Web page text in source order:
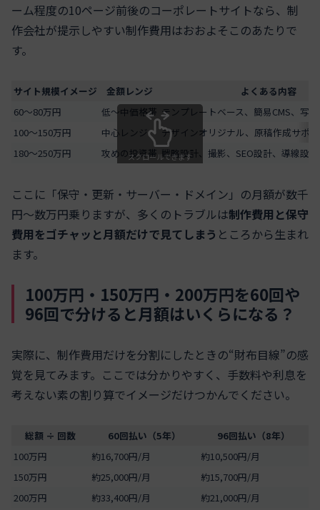
ーム程度の10ページ前後のコーポレートサイトなら、制
作会社が提示しやすい制作費用はおおよそこのあたりで
す。
サイト規模イメージ 金額レンジ
よくある内容
60～80万円
低～中価格帯 テンプレートベース、簡易CMS、写
100～150万円
中心レンジ
デザインオリジナル、原稿作成サポ
180～250万円
攻めの投資帯 戦略設計、撮影、SEO設計、導線設
スクロールできます
ここに「保守・更新・サーバー・ドメイン」の月額が数千
円～数万円乗りますが、多くのトラブルは制作費用と保守
費用をゴチャッと月額だけで見てしまう ところから生まれ
ます。
100万円・150万円・200万円を60回や
96回で分けると月額はいくらになる？
実際に、制作費用だけを分割にしたときの“財布目線”の感
覚を見てみます。ここでは分かりやすく、手数料や利息を
考えない素の割り算でイメージだけつかんでください。
総額 ÷ 回数 60回払い（5年）
96回払い（8年）
100万円
約16,700円/月
約10,500円/月
150万円
約25,000円/月
約15,700円/月
200万円
約33,400円/月 約21,000円/月